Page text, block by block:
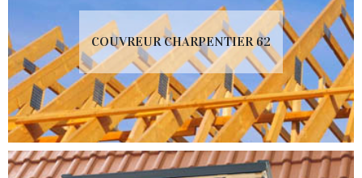
COUVREUR CHARPENTIER 62